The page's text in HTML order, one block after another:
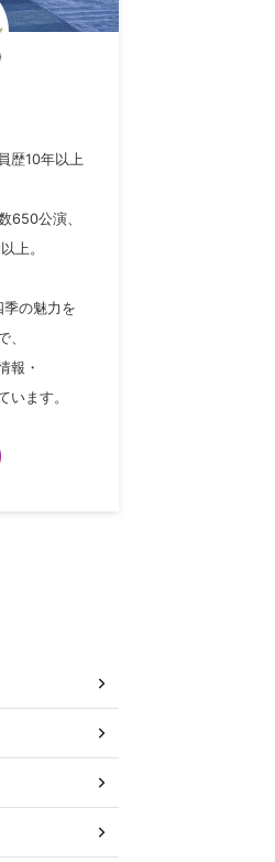
歴10年以上
650公演、
上。
の魅力を
、
報・
います。